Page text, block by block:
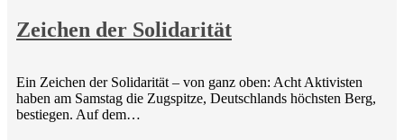
Zeichen der Solidarität
Ein Zeichen der Solidarität – von ganz oben: Acht Aktivisten
haben am Samstag die Zugspitze, Deutschlands höchsten Berg,
bestiegen. Auf dem…